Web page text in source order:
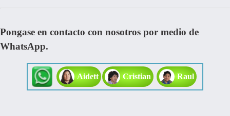
Pongase en contacto con nosotros por medio de
WhatsApp.
Aidett Cristian Raul